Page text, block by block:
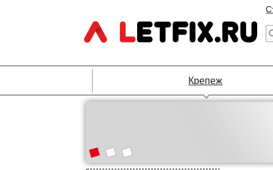
Крепеж